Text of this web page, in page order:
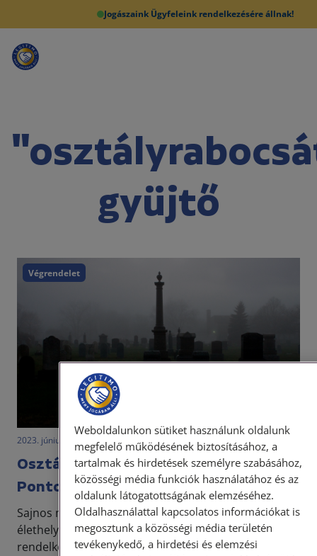
Jogászaink Ügyfeleink rendelkezésére állnak!
gyüjtő
Végrendelet
2023. június 1. • LegitiMoadmin
Osztályrabocsátás öröklés esetén.
Pontosan mit jelent?
Sajnos minden ember életében adódhat olyan
élethelyzet, amikor szükséges ismeretekkel
rendelkezni az öröklési jog területén. Az öröklési jog
Weboldalunkon sütiket használunk oldalunk
megfelelő működésének biztosításához, a
tartalmak és hirdetések személyre szabásához,
közösségi média funkciók használatához és az
oldalunk látogatottságának elemzéséhez.
Oldalhasználattal kapcsolatos információkat is
megosztunk a közösségi média területén
tevékenykedő, a hirdetési és elemzési